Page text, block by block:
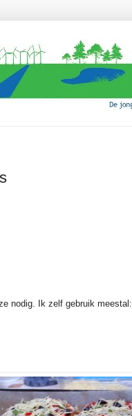
nodig. Ik zelf gebruik meestal: